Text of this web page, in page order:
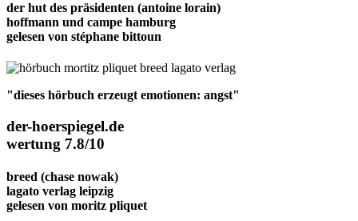
der hut des präsidenten (antoine lorain)
hoffmann und campe hamburg
gelesen von stéphane bittoun
"dieses hörbuch erzeugt emotionen: angst"
der-hoerspiegel.de
wertung 7.8/10
breed (chase nowak)
lagato verlag leipzig
gelesen von moritz pliquet